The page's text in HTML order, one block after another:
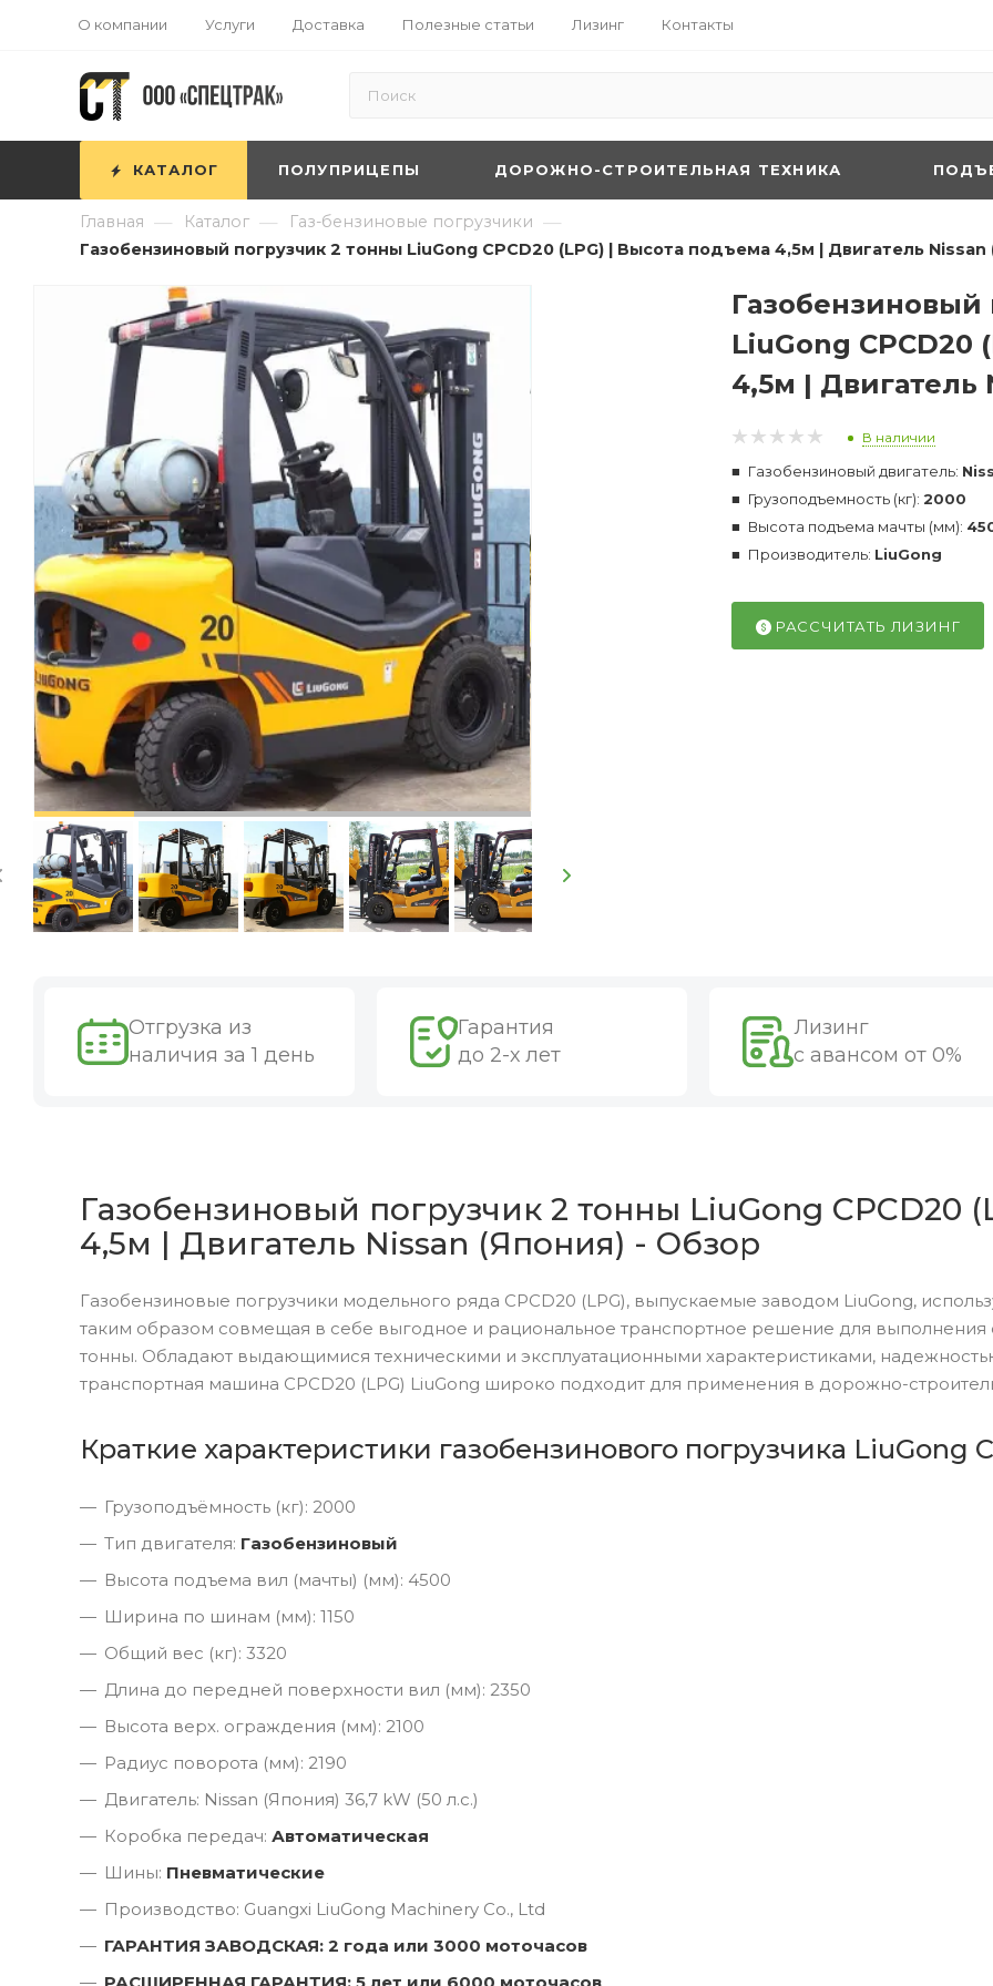
О компании Услуги Доставка Полезные статьи Лизинг Контакты
КАТАЛОГ ПОЛУПРИЦЕПЫ ДОРОЖНО-СТРОИТЕЛЬНАЯ ТЕХНИКА
Главная — Каталог — Газ-бензиновые погрузчики —
Газобензиновый погрузчик 2 тонны LiuGong CPCD20 (LPG) | Высота подъема 4,5м | Двигатель Nissan
Газобензиновый
LiuGong CPCD20
4,5м | Двигатель
В наличии
Газобензиновый двигатель:
Грузоподъемность (кг): 2000
Высота подъема мачты (мм):
Производитель: LiuGong
РАССЧИТАТЬ ЛИЗИНГ
Отгрузка из
наличия за 1 день
Гарантия
до 2-х лет
Лизинг
с авансом от 0%
Газобензиновый погрузчик 2 тонны LiuGong CPCD20
4,5м | Двигатель Nissan (Япония) - Обзор
Газобензиновые погрузчики модельного ряда CPCD20 (LPG), выпускаемые заводом LiuGong,
таким образом совмещая в себе выгодное и рациональное транспортное решение для
тонны. Обладают выдающимися техническими и эксплуатационными характеристиками,
транспортная машина CPCD20 (LPG) LiuGong широко подходит для применения в дорожно-
Краткие характеристики газобензинового погрузчика LiuGong
Грузоподъёмность (кг): 2000
Тип двигателя: Газобензиновый
Высота подъема вил (мачты) (мм): 4500
Ширина по шинам (мм): 1150
Общий вес (кг): 3320
Длина до передней поверхности вил (мм): 2350
Высота верх. ограждения (мм): 2100
Радиус поворота (мм): 2190
Двигатель: Nissan (Япония) 36,7 kW (50 л.с.)
Коробка передач: Автоматическая
Шины: Пневматические
Производство: Guangxi LiuGong Machinery Co., Ltd
ГАРАНТИЯ ЗАВОДСКАЯ: 2 года или 3000 моточасов